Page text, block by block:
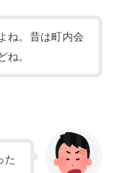
ね。昔は町内会
ね。
た